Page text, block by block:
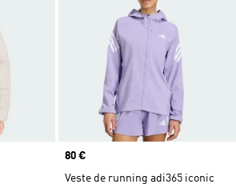
Prix
80 €
Veste de running adi365 iconic